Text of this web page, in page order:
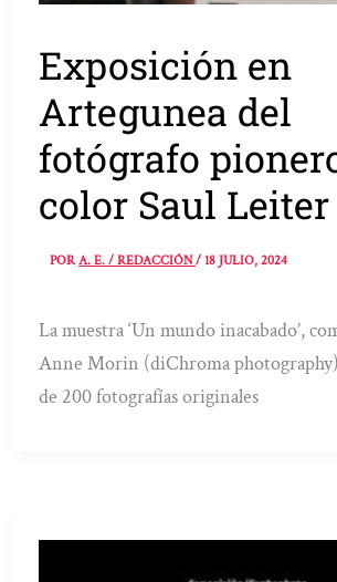
Exposición en
Artegunea del
fotógrafo
color Saul Leiter
PORA. E. / REDACCIÓN/18 JULIO, 2024
La muestra ‘Un mundo inacabado’,
Anne Morin (diChroma
de 200 fotografías originales